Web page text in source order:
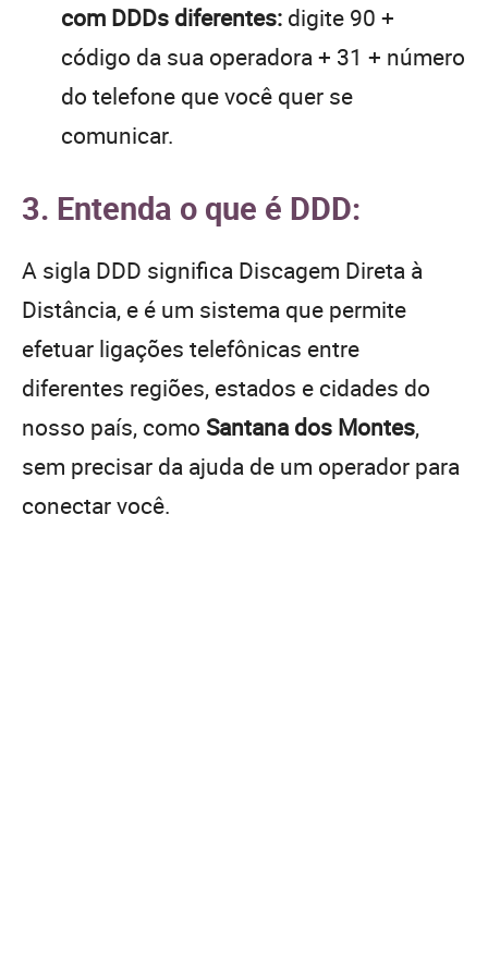
com DDDs diferentes: digite 90 +
código da sua operadora + 31 + número
do telefone que você quer se
comunicar.
3. Entenda o que é DDD:
A sigla DDD significa Discagem Direta à
Distância, e é um sistema que permite
efetuar ligações telefônicas entre
diferentes regiões, estados e cidades do
nosso país, como Santana dos Montes,
sem precisar da ajuda de um operador para
conectar você.